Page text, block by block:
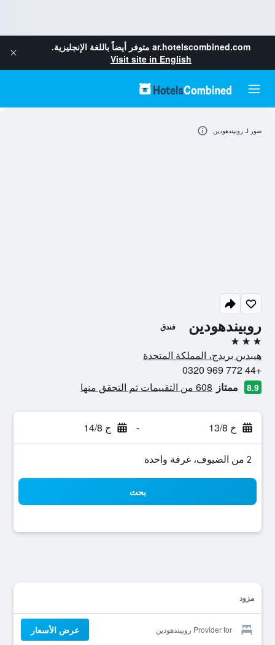
ar.hotelscombined.com متوفر أيضاً باللغة الإنجليزية.
Visit site in English
روبيندهودين فندق
3 نجوم
هيبدين بريدج، المملكة المتحدة
+44 772 969 0320
8.9 ممتاز 608 من التقييمات تم التحقق منها
خ 13/8 - ج 14/8
2 من الضيوف، غرفة واحدة
بحث
مزود
Provider for روبيندهودين عرض الأسعار
صور لـ روبيندهودين